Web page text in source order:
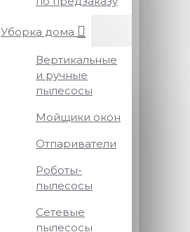
Уборка дома
Вертикальные
и ручные
пылесосы
Мойщики окон
Отпариватели
Роботы-
пылесосы
Сетевые
пылесосы